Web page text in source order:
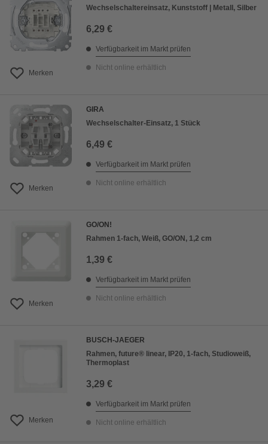
Merken
Wechselschaltereinsatz, Kunststoff | Metall, Silber
6,29 €
Verfügbarkeit im Markt prüfen
Nicht online erhältlich
Merken
GIRA
Wechselschalter-Einsatz, 1 Stück
6,49 €
Verfügbarkeit im Markt prüfen
Nicht online erhältlich
Merken
GO/ON!
Rahmen 1-fach, Weiß, GO/ON, 1,2 cm
1,39 €
Verfügbarkeit im Markt prüfen
Nicht online erhältlich
Merken
BUSCH-JAEGER
Rahmen, future® linear, IP20, 1-fach, Studioweiß,
Thermoplast
3,29 €
Verfügbarkeit im Markt prüfen
Nicht online erhältlich